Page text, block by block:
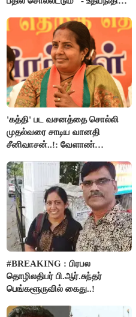
'கத்தி' பட வசனத்தை சொல்லி
முதல்வரை சாடிய வானதி
சீனிவாசன்..!: வேளாண்
எதிர்ப்பு!
#BREAKING : பிரபல
தொழிலதிபர் பி.ஆர்.சுந்தர்
பெங்களூருவில் கைது..!